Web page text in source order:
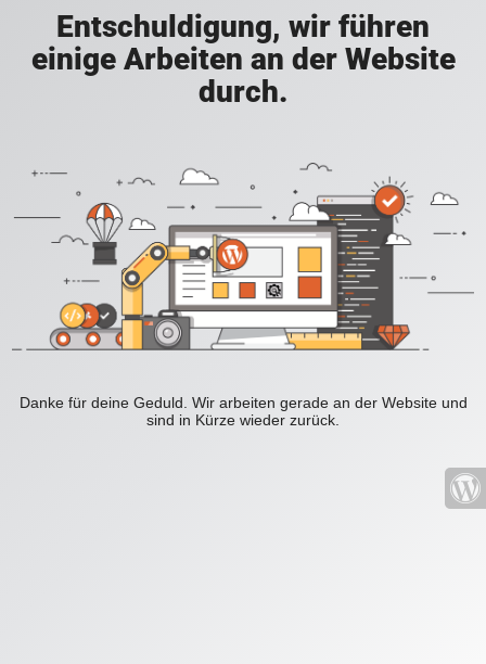
Entschuldigung, wir führen
einige Arbeiten an der Website
durch.
Danke für deine Geduld. Wir arbeiten gerade an der Website und
sind in Kürze wieder zurück.